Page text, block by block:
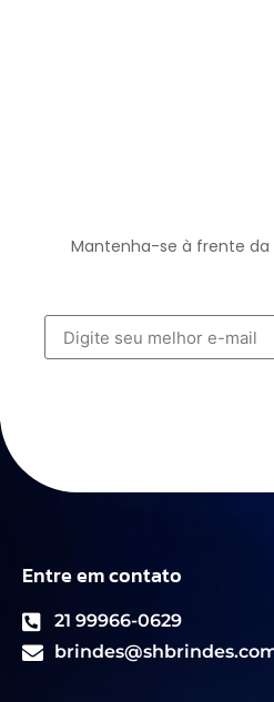
Mantenha-se à frente da
Entre em contato
21 99966-0629